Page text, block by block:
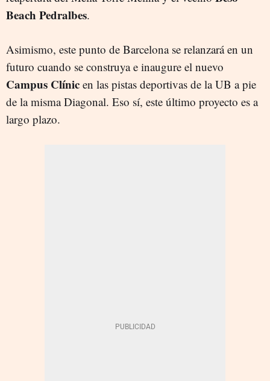
Beach Pedralbes.
Asimismo, este punto de Barcelona se relanzará en un
futuro cuando se construya e inaugure el nuevo
Campus Clínic en las pistas deportivas de la UB a pie
de la misma Diagonal. Eso sí, este último proyecto es a
largo plazo.